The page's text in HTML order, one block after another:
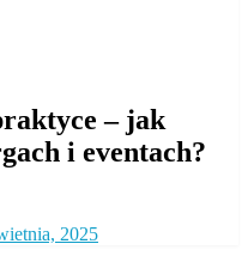
– jak
i eventach?
2025